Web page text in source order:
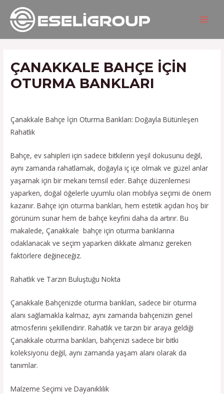
İçeriğe
atla
ÇANAKKALE BAHÇE IÇIN
OTURMA BANKLARI
Çanakkale Bahçe İçin Oturma Bankları: Doğayla Bütünleşen
Rahatlık
Bahçe, ev sahipleri için sadece bitkilerin yeşil dokusunu değil,
aynı zamanda rahatlamak, doğayla iç içe olmak ve güzel anlar
yaşamak için bir mekanı temsil eder. Bahçe düzenlemesi
yaparken, doğal öğelerle uyumlu olan mobilya seçimi de önem
kazanır. Bahçe için oturma bankları, hem estetik açıdan hoş bir
görünüm sunar hem de bahçe keyfini daha da artırır. Bu
makalede, Çanakkale bahçe için oturma banklarına
odaklanacak ve seçim yaparken dikkate almanız gereken
faktörlere değineceğiz.
Rahatlık ve Tarzın Buluştuğu Nokta
Çanakkale Bahçenizde oturma bankları, sadece bir oturma
alanı sağlamakla kalmaz, aynı zamanda bahçenizin genel
atmosferini şekillendirir. Rahatlık ve tarzın bir araya geldiği
Çanakkale oturma bankları, bahçenizi sadece bir bitki
koleksiyonu değil, aynı zamanda yaşam alanı olarak da
tanımlar.
Malzeme Seçimi ve Dayanıklılık
Yazı
gezinmesi